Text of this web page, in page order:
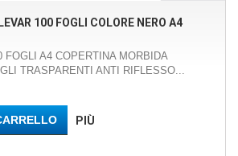
100 FOGLI COLORE NERO A4
FOGLI A4 COPERTINA MORBIDA
TRASPARENTI ANTI RIFLESSO...
PIÙ